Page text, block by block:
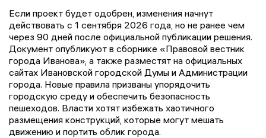
Если проект будет одобрен, изменения начнут
действовать с 1 сентября 2026 года, но не ранее чем
через 90 дней после официальной публикации решения.
Документ опубликуют в сборнике «Правовой вестник
города Иванова», а также разместят на официальных
сайтах Ивановской городской Думы и Администрации
города. Новые правила призваны упорядочить
городскую среду и обеспечить безопасность
пешеходов. Власти хотят избежать хаотичного
размещения конструкций, которые могут мешать
движению и портить облик города.